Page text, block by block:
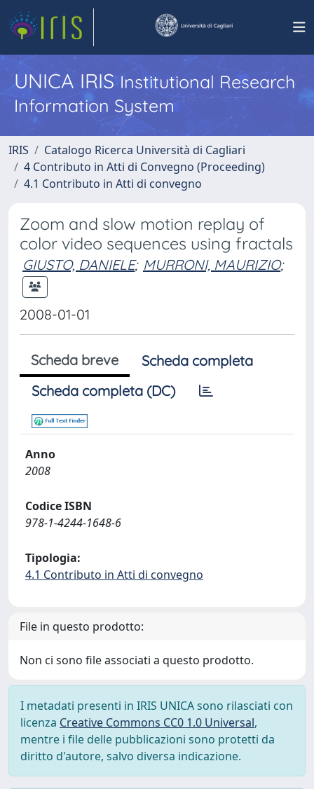
UNICA IRISInstitutional Research
Information System
IRIS
Catalogo Ricerca Università di Cagliari
4 Contributo in Atti di Convegno (Proceeding)
4.1 Contributo in Atti di convegno
Zoom and slow motion replay of
color video sequences using fractals
GIUSTO, DANIELE; MURRONI, MAURIZIO;
2008-01-01
Scheda breve
Scheda completa
Scheda completa (DC)
Anno
2008
Codice ISBN
978-1-4244-1648-6
Tipologia:
4.1 Contributo in Atti di convegno
File in questo prodotto:
Non ci sono file associati a questo prodotto.
I metadati presenti in IRIS UNICA sono rilasciati con
licenza Creative Commons CC0 1.0 Universal,
mentre i file delle pubblicazioni sono protetti da
diritto d'autore, salvo diversa indicazione.